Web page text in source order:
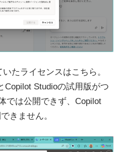
たライセンスはこちら。
Copilot Studioの試用版がつ
では公開できず、Copilot
きません。